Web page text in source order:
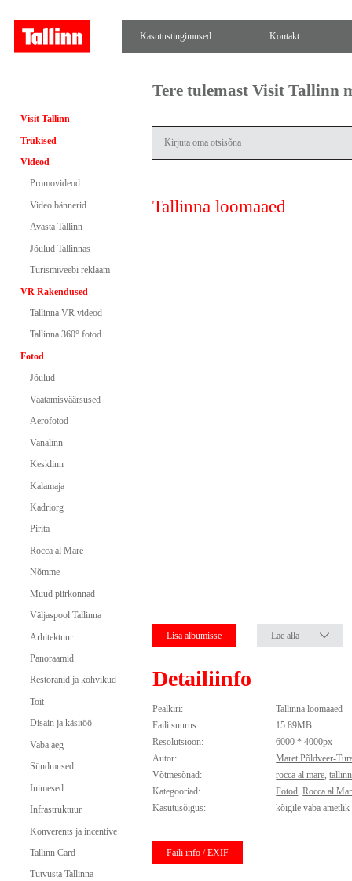
Kasutustingimused Kontakt
Visit Tallinn
Trükised
Videod
Promovideod
Video bännerid
Avasta Tallinn
Jõulud Tallinnas
Turismiveebi reklaam
VR Rakendused
Tallinna VR videod
Tallinna 360° fotod
Fotod
Jõulud
Vaatamisväärsused
Aerofotod
Vanalinn
Kesklinn
Kalamaja
Kadriorg
Pirita
Rocca al Mare
Nõmme
Muud piirkonnad
Väljaspool Tallinna
Arhitektuur
Panoraamid
Restoranid ja kohvikud
Toit
Disain ja käsitöö
Vaba aeg
Sündmused
Inimesed
Infrastruktuur
Konverents ja incentive
Tallinn Card
Tutvusta Tallinna
Tere tulemast Visit Tallinn
Tallinna loomaaed
Lisa albumisse Lae alla
Detailiinfo
Pealkiri:
Tallinna loomaaed
Faili suurus:
15.89MB
Resolutsioon:
6000 * 4000px
Autor:
Maret Põldveer-
Võtmesõnad:
rocca al mare,
Kategooriad:
Fotod,Rocca al
Kasutusõigus:
kõigile vaba
Faili info / EXIF